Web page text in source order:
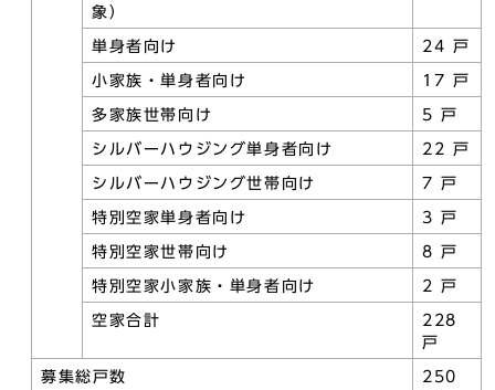
象）
単身者向け 24 戸
小家族・単身者向け 17 戸
多家族世帯向け 5 戸
シルバーハウジング単身者向け 22 戸
シルバーハウジング世帯向け 7 戸
特別空家単身者向け 3 戸
特別空家世帯向け 8 戸
特別空家小家族・単身者向け 2 戸
空家合計
228
戸
募集総戸数
250